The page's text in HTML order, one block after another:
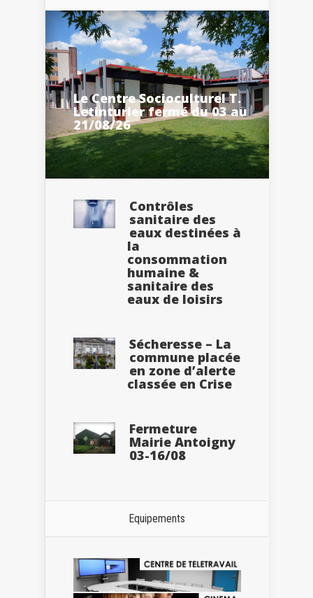
Le Centre Socioculturel T.
Letinturier fermé du 03 au
21/08/26
Contrôles
sanitaire des
eaux destinées à
la
consommation
humaine &
sanitaire des
eaux de loisirs
Sécheresse – La
commune placée
en zone d’alerte
classée en Crise
Fermeture
Mairie Antoigny
03-16/08
Equipements